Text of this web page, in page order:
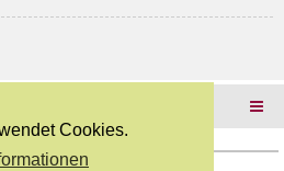
Cookies.